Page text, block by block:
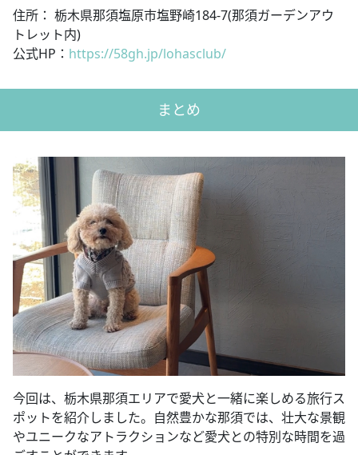
住所： 栃木県那須塩原市塩野崎184-7(那須ガーデンアウ
トレット内)
公式HP： https://58gh.jp/lohasclub/
まとめ
今回は、栃木県那須エリアで愛犬と一緒に楽しめる旅行ス
ポットを紹介しました。自然豊かな那須では、壮大な景観
やユニークなアトラクションなど愛犬との特別な時間を過